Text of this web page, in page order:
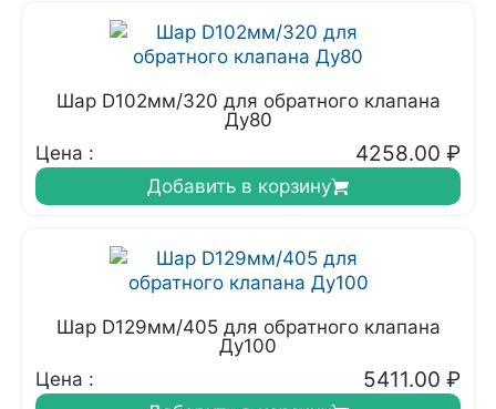
Шар D102мм/320 для обратного клапана
Ду80
Цена :
4258.00 ₽
Добавить в корзину
Шар D129мм/405 для обратного клапана
Ду100
Цена :
5411.00 ₽